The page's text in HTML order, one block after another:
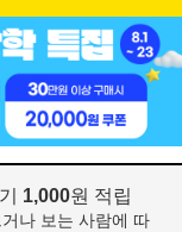
1,000원 적립
나 보는 사람에 따